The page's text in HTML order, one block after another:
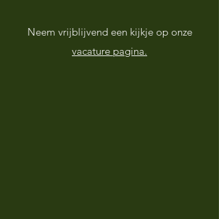
Neem vrijblijvend een kijkje op onze
vacature pagina.